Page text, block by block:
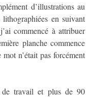
d’illustrations au
en suivant
commencé à attribuer
planche commence
n’était pas forcément
de travail et plus de 90